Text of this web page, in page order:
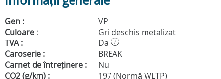
Gen :
VP
Culoare :
Gri deschis metalizat
TVA :
Da ?
Caroserie :
BREAK
Carnet de întreținere :
Nu
CO2 (g/km) :
197 (Normă WLTP)